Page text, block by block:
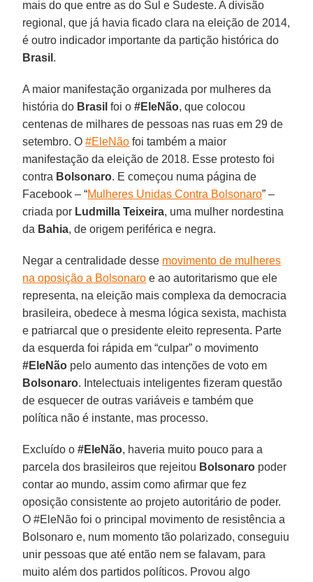
mais do que entre as do Sul e Sudeste. A divisão
regional, que já havia ficado clara na eleição de 2014,
é outro indicador importante da partição histórica do
Brasil .
A maior manifestação organizada por mulheres da
história do Brasil foi o#EleNão, que colocou
centenas de milhares de pessoas nas ruas em 29 de
setembro. O#EleNão foi também a maior
manifestação da eleição de 2018. Esse protesto foi
contra Bolsonaro. E começou numa página de
Facebook – “Mulheres Unidas Contra Bolsonaro” –
criada por Ludmilla Teixeira, uma mulher nordestina
da Bahia, de origem periférica e negra.
Negar a centralidade desse movimento de mulheres
na oposição a Bolsonaro e ao autoritarismo que ele
representa, na eleição mais complexa da democracia
brasileira, obedece à mesma lógica sexista, machista
e patriarcal que o presidente eleito representa. Parte
da esquerda foi rápida em “culpar” o movimento
#EleNão pelo aumento das intenções de voto em
Bolsonaro. Intelectuais inteligentes fizeram questão
de esquecer de outras variáveis e também que
política não é instante, mas processo.
Excluído o#EleNão, haveria muito pouco para a
parcela dos brasileiros que rejeitou Bolsonaro poder
contar ao mundo, assim como afirmar que fez
oposição consistente ao projeto autoritário de poder.
O #EleNão foi o principal movimento de resistência a
Bolsonaro e, num momento tão polarizado, conseguiu
unir pessoas que até então nem se falavam, para
muito além dos partidos políticos. Provou algo